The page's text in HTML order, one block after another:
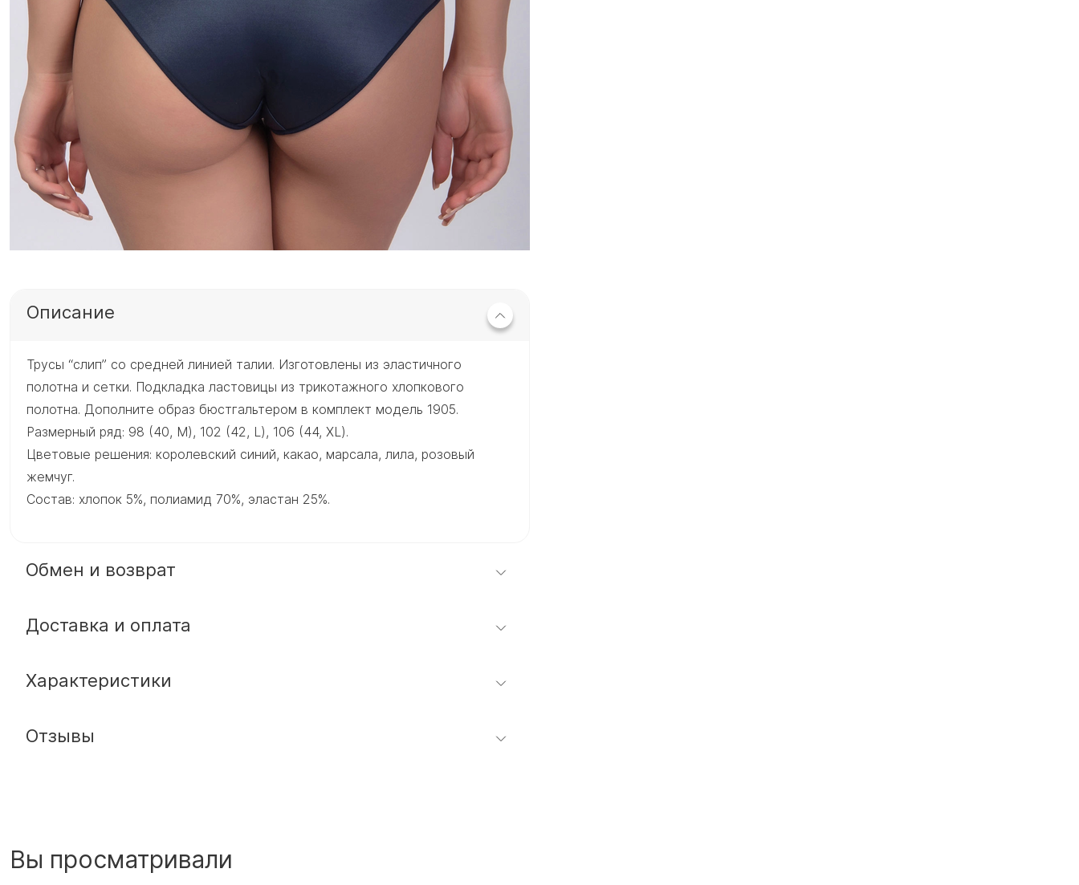
Описание
Трусы “слип” со средней линией талии. Изготовлены из эластичного
полотна и сетки. Подкладка ластовицы из трикотажного хлопкового
полотна. Дополните образ бюстгальтером в комплект модель 1905.
Размерный ряд: 98 (40, M), 102 (42, L), 106 (44, XL).
Цветовые решения: королевский синий, какао, марсала, лила, розовый
жемчуг.
Состав: хлопок 5%, полиамид 70%, эластан 25%.
Обмен и возврат
Доставка и оплата
Характеристики
Отзывы
Вы просматривали